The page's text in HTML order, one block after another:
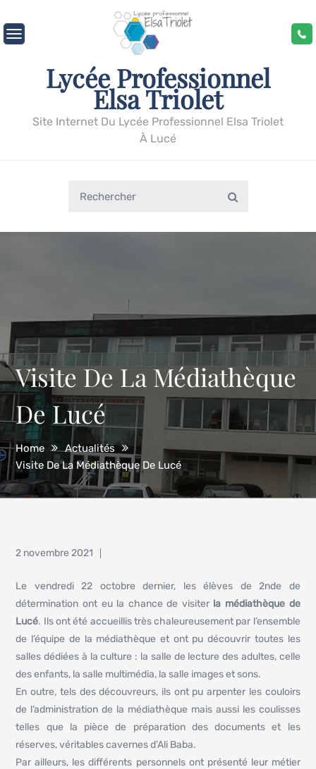
to
content
Lycée Professionnel
Elsa Triolet
Site Internet Du Lycée Professionnel Elsa Triolet
À Lucé
for:
Search
Visite De La Médiathèque
De Lucé
Home
Actualités
Visite De La Médiathèque De Lucé
Posted
2 novembre 2021
Le vendredi 22 octobre dernier, les élèves de 2nde de
détermination ont eu la chance de visiter la médiathèque de
Lucé. Ils ont été accueillis très chaleureusement par l’ensemble
de l’équipe de la médiathèque et ont pu découvrir toutes les
salles dédiées à la culture : la salle de lecture des adultes, celle
des enfants, la salle multimédia, la salle images et sons.
En outre, tels des découvreurs, ils ont pu arpenter les couloirs
de l’administration de la médiathèque mais aussi les coulisses
telles que la pièce de préparation des documents et les
réserves, véritables cavernes d’Ali Baba.
Par ailleurs, les différents personnels ont présenté leur métier